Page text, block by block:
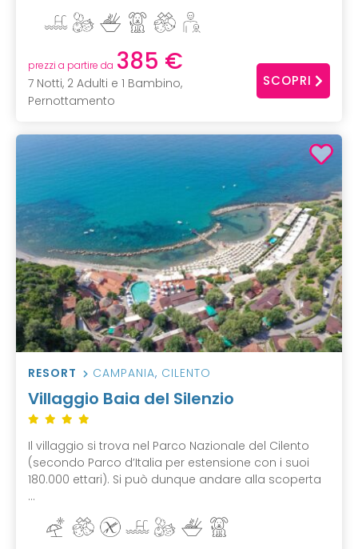
prezzi a partire da 385 €
7 Notti, 2 Adulti e 1 Bambino,
Pernottamento
SCOPRI
RESORT CAMPANIA, CILENTO
Villaggio Baia del Silenzio
Il villaggio si trova nel Parco Nazionale del Cilento
(secondo Parco d’Italia per estensione con i suoi
180.000 ettari). Si può dunque andare alla scoperta
...